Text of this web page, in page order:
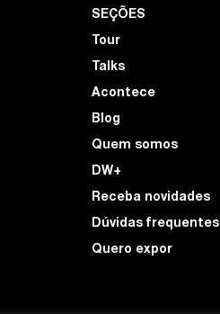
SEÇÕES
Tour
Talks
Acontece
Blog
Quem somos
DW+
Receba novidades
Dúvidas frequentes
Quero expor